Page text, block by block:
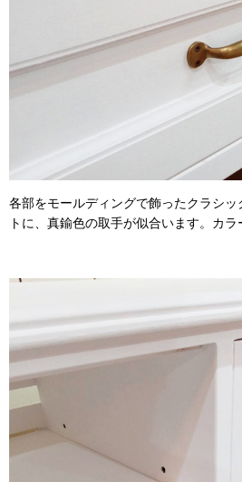
各部をモールディングで飾ったクラシ
トに、真鍮色の取手が似合います。カラ